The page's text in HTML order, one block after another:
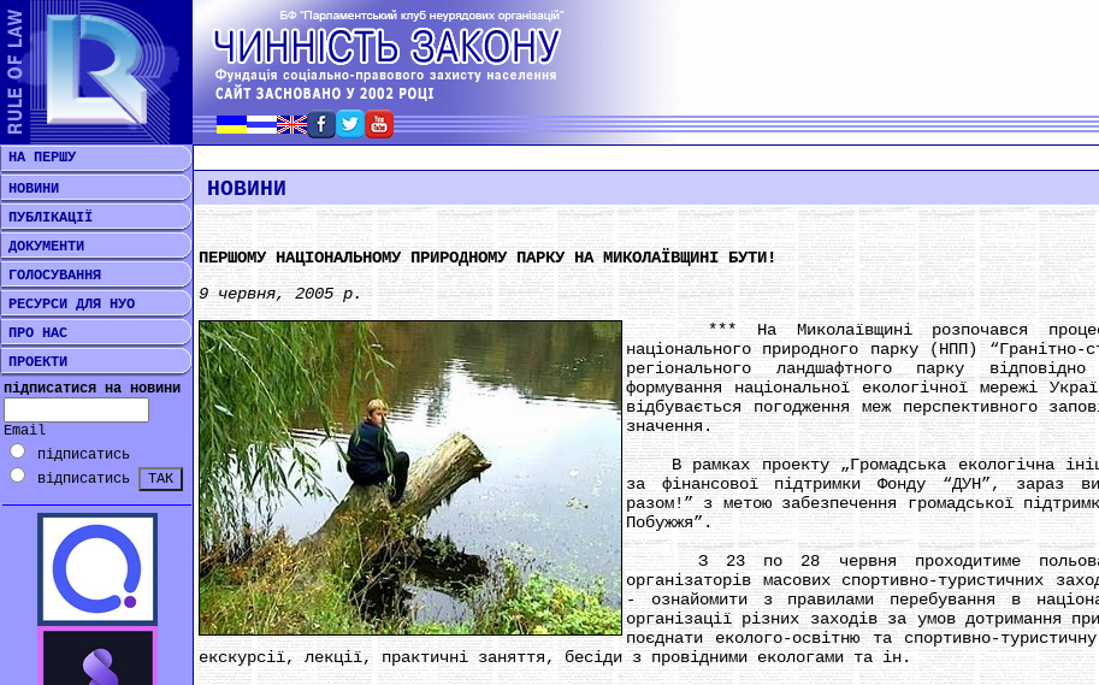
НА ПЕРШУ
НОВИНИ
ПУБЛІКАЦІЇ
ДОКУМЕНТИ
ГОЛОСУВАННЯ
РЕСУРСИ ДЛЯ НУО
ПРО НАС
ПРОЕКТИ
підписатися на новини
Email
підписатись
відписатись
НОВИНИ
ПЕРШОМУ НАЦІОНАЛЬНОМУ ПРИРОДНОМУ ПАРКУ НА МИКОЛАЇВЩИНІ БУТИ!
9 червня, 2005 р.
*** На Миколаївщині розпочався процес
національного природного парку (НПП) “Гранітно-
регіонального ландшафтного парку
формування національної екологічної мережі
відбувається погодження меж перспективного
значення.
В рамках проекту „Громадська екологічна
за фінансової підтримки Фонду “ДУН”, зараз
разом!” з метою забезпечення громадської
Побужжя”.
З 23 по 28 червня проходитиме польова
організаторів масових спортивно-туристичних
- ознайомити з правилами перебування в
організації різних заходів за умов дотримання
поєднати еколого-освітню та спортивно-
екскурсії, лекції, практичні заняття, бесіди з провідними екологами та ін.